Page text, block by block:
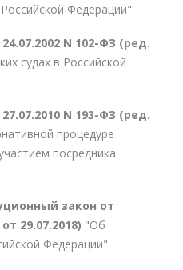
Федерации"
N 102-ФЗ (ред.
судах в Российской
N 193-ФЗ (ред.
процедуре
посредника
закон от
29.07.2018) "Об
Федерации"